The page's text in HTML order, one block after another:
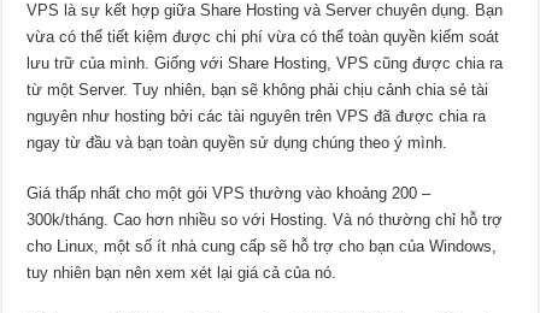
VPS là sự kết hợp giữa Share Hosting và Server chuyên dụng. Bạn
vừa có thể tiết kiệm được chi phí vừa có thể toàn quyền kiểm soát
lưu trữ của mình. Giống với Share Hosting, VPS cũng được chia ra
từ một Server. Tuy nhiên, bạn sẽ không phải chịu cảnh chia sẻ tài
nguyên như hosting bởi các tài nguyên trên VPS đã được chia ra
ngay từ đầu và bạn toàn quyền sử dụng chúng theo ý mình.
Giá thấp nhất cho một gói VPS thường vào khoảng 200 –
300k/tháng. Cao hơn nhiều so với Hosting. Và nó thường chỉ hỗ trợ
cho Linux, một số ít nhà cung cấp sẽ hỗ trợ cho bạn của Windows,
tuy nhiên bạn nên xem xét lại giá cả của nó.